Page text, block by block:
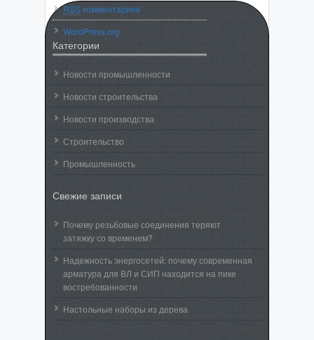
RSSкомментариев
WordPress.org
Категории
Новости промышленности
Новости строительства
Новости производства
Строительство
Промышленность
Свежие записи
Почему резьбовые соединения теряют
затяжку со временем?
Надежность энергосетей: почему современная
арматура для ВЛ и СИП находится на пике
востребованности
Настольные наборы из дерева